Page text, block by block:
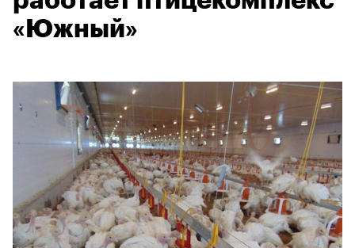
«Южный»